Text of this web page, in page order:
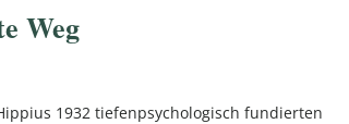
Weg
1932 tiefenpsychologisch fundierten